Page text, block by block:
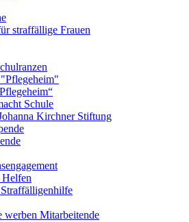
straffällige Frauen
Schule
Kirchner Stiftung
Helfen
werben Mitarbeitende